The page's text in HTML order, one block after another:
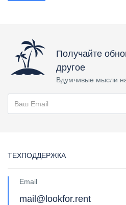
Получайте
другое
Вдумчивые мысли
ТЕХПОДДЕРЖКА
Email
mail@lookfor.rent